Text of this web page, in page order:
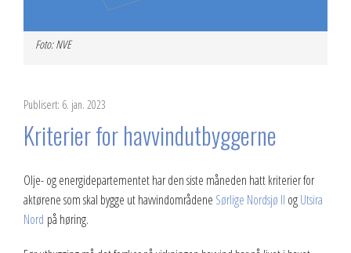
2020
2018
Foto: NVE
Publisert: 6. jan. 2023
Kriterier for havvindutbyggerne
Olje- og energidepartementet har den siste måneden hatt kriterier for
aktørene som skal bygge ut havvindområdene Sørlige Nordsjø II ogUtsira
Nord på høring.